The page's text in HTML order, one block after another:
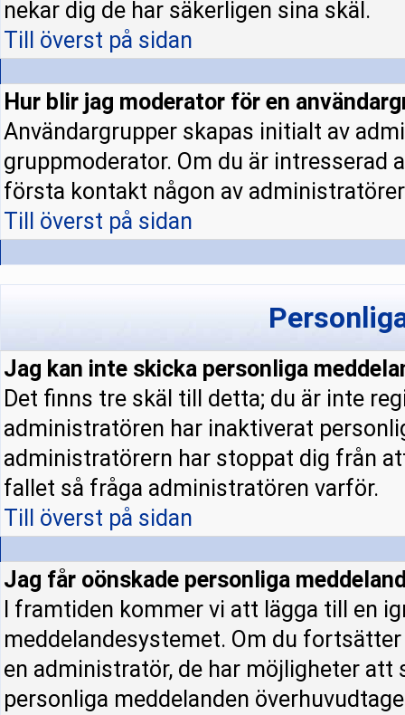
nekar dig de har säkerligen sina skäl.
Till överst på sidan
Hur blir jag moderator för en
Användargrupper skapas initialt av
gruppmoderator. Om du är intresserad
första kontakt någon av
Till överst på sidan
Jag kan inte skicka personliga
Det finns tre skäl till detta; du är inte
administratören har inaktiverat
administratörern har stoppat dig från
fallet så fråga administratören varför.
Till överst på sidan
Jag får oönskade personliga
I framtiden kommer vi att lägga till en
meddelandesystemet. Om du
en administratör, de har möjligheter
personliga meddelanden